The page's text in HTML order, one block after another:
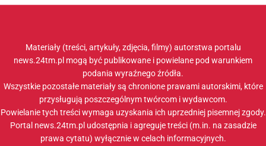
Materiały (treści, artykuły, zdjęcia, filmy) autorstwa portalu
news.24tm.pl mogą być publikowane i powielane pod warunkiem
podania wyraźnego źródła.
Wszystkie pozostałe materiały są chronione prawami autorskimi, które
przysługują poszczególnym twórcom i wydawcom.
Powielanie tych treści wymaga uzyskania ich uprzedniej pisemnej zgody.
Portal news.24tm.pl udostępnia i agreguje treści (m.in. na zasadzie
prawa cytatu) wyłącznie w celach informacyjnych.